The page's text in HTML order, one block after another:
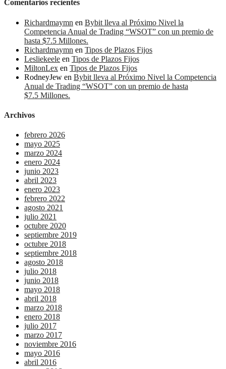
Comentarios recientes
Richardmaymn en Bybit lleva al Próximo Nivel la
Competencia Anual de Trading “WSOT” con un premio de
hasta $7.5 Millones.
Richardmaymn en Tipos de Plazos Fijos
Lesliekeele en Tipos de Plazos Fijos
MiltonLex en Tipos de Plazos Fijos
RodneyJew en Bybit lleva al Próximo Nivel la Competencia
Anual de Trading “WSOT” con un premio de hasta
$7.5 Millones.
Archivos
febrero 2026
mayo 2025
marzo 2024
enero 2024
junio 2023
abril 2023
enero 2023
febrero 2022
agosto 2021
julio 2021
octubre 2020
septiembre 2019
octubre 2018
septiembre 2018
agosto 2018
julio 2018
junio 2018
mayo 2018
abril 2018
marzo 2018
enero 2018
julio 2017
marzo 2017
noviembre 2016
mayo 2016
abril 2016